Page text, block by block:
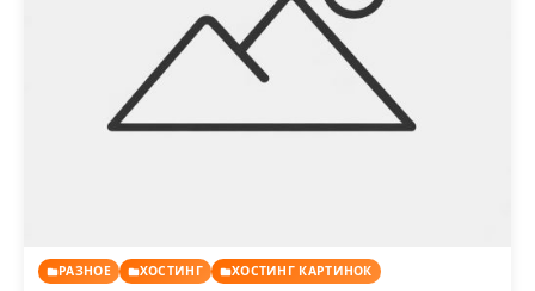
РАЗНОЕ ХОСТИНГ ХОСТИНГ КАРТИНОК